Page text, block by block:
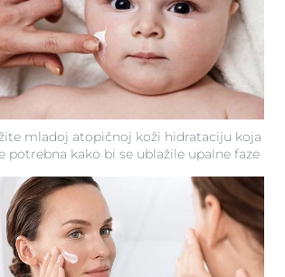
mladoj atopičnoj koži hidrataciju koja
potrebna kako bi se ublažile upalne faze